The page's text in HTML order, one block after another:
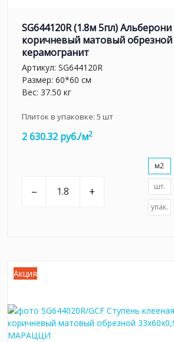
SG644120R (1.8м 5пл)
коричневый матовый обрезной
керамогранит
Артикул: SG644120R
Размер: 60*60 см
Вес: 37.50 кг
Плиток в упаковке: 5 шт
2 630.32 руб./м2
– +
м2
шт.
упак.
Акция